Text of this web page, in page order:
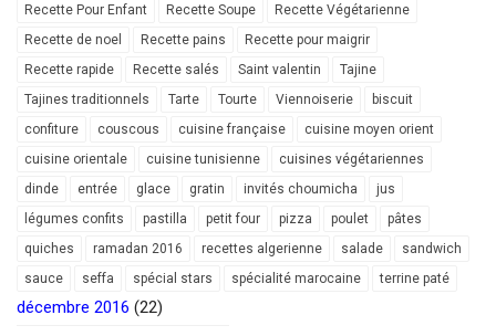
Recette Pour Enfant
Recette Soupe
Recette Végétarienne
Recette de noel
Recette pains
Recette pour maigrir
Recette rapide
Recette salés Saint valentin
Tajine
Tajines traditionnels
Tarte Tourte Viennoiserie
biscuit
confiture
couscous cuisine française
cuisine moyen orient
cuisine orientale
cuisine tunisienne
cuisines végétariennes
dinde
entrée glace gratin invités choumicha
jus
légumes confits
pastilla petit four pizza poulet
pâtes
quiches
ramadan 2016 recettes algerienne salade
sandwich
sauce
seffa spécial stars spécialité marocaine terrine paté
décembre 2016 (22)